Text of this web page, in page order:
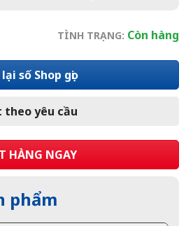
TÌNH TRẠNG: Còn hàng
số Shop gọi
yêu cầu
HÀNG NGAY
phẩm